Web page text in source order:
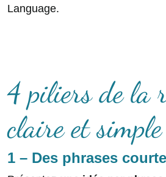
Language.
4 piliers de la
claire et simple
1 – Des phrases